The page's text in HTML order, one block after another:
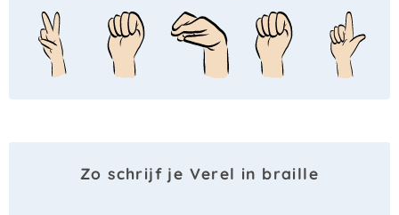
Zo schrijf je Verel in braille